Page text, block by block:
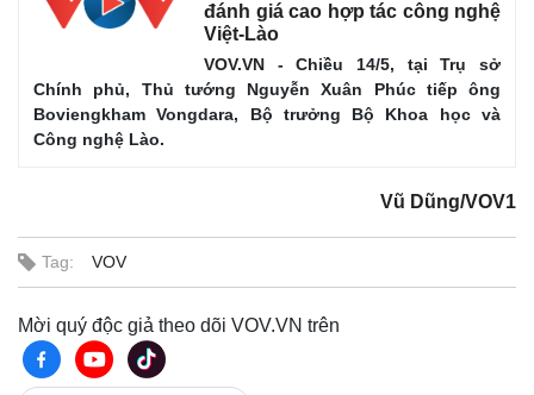
đánh giá cao hợp tác công nghệ
Việt-Lào
VOV.VN - Chiều 14/5, tại Trụ sở
Chính phủ, Thủ tướng Nguyễn Xuân Phúc tiếp ông
Boviengkham Vongdara, Bộ trưởng Bộ Khoa học và
Công nghệ Lào.
Vũ Dũng/VOV1
Tag: VOV
Mời quý độc giả theo dõi VOV.VN trên